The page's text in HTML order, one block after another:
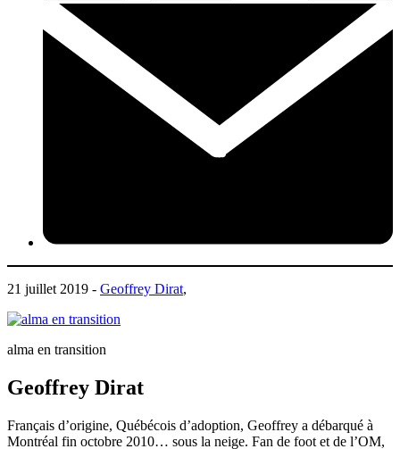
21 juillet 2019 - Geoffrey Dirat,
alma en transition
Geoffrey Dirat
Français d’origine, Québécois d’adoption, Geoffrey a débarqué à
Montréal fin octobre 2010… sous la neige. Fan de foot et de l’OM,